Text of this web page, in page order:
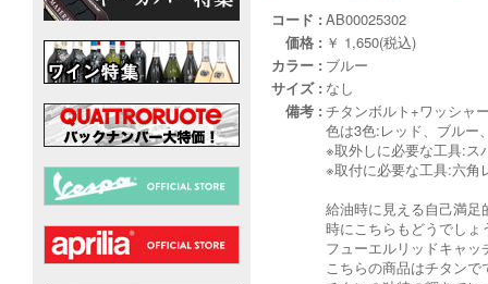
コード : AB00025302
価格 : ￥ 1,650(税込)
カラー : ブルー
サイズ : なし
備考 : チタンボルト+ワッシャ
色は3色:レッド、ブルー
※取外しに必要な工具:ス
※取付に必要な工具:六角
給油時に見える自己満
時にこちらもどうでしょ
フューエルリッドキャ
こちらの商品はチタン